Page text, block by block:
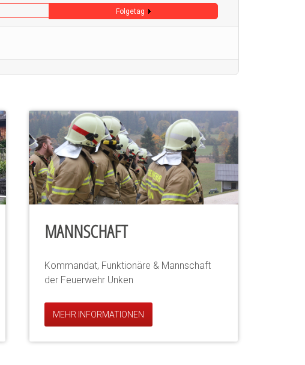
Folgetag
MANNSCHAFT
Kommandat, Funktionäre & Mannschaft
der Feuerwehr Unken
MEHR INFORMATIONEN